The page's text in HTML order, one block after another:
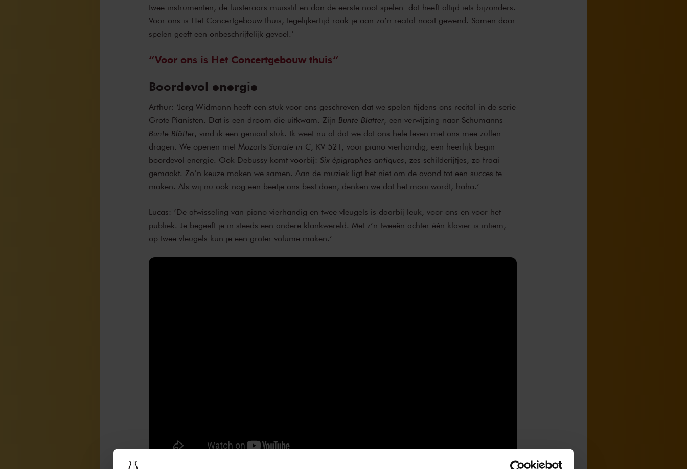
twee instrumenten, de luisteraars muisstil en dan de eerste noot spelen: dat heeft altijd iets bijzonders.
Voor ons is Het Concertgebouw thuis, tegelijkertijd raak je aan zo’n recital nooit gewend. Samen daar
spelen geeft een onbeschrijfelijk gevoel.’
Voor ons is Het Concertgebouw thuis
Boordevol energie
Arthur: ‘Jörg Widmann heeft een stuk voor ons geschreven dat we spelen tijdens ons recital in de serie
Grote Pianisten. Dat is een droom die uitkwam. Zijn Bunte Blätter, een verwijzing naar Schumanns
Bunte Blätter, vind ik een geniaal stuk. Ik weet nu al dat we dat ons hele leven met ons mee zullen
dragen. We openen met Mozarts Sonate in C, KV 521, voor piano vierhandig, een heerlijk begin
boordevol energie. Ook Debussy komt voorbij: Six épigraphes antiques, zes schilderijtjes, zo fraai
gemaakt. Zo’n keuze maken we samen. Aan de muziek ligt het niet om de avond tot een succes te
maken. Als wij nu ook nog een beetje ons best doen, denken we dat het mooi wordt, haha.’
Lucas: ‘De afwisseling van piano vierhandig en twee vleugels is daarbij leuk, voor ons en voor het
publiek. Je begeeft je in steeds een andere klankwereld. Met z’n tweeën achter één klavier is intiem,
op twee vleugels kun je een groter volume maken.’